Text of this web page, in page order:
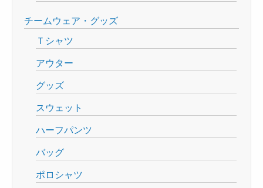
チームウェア・グッズ
Ｔシャツ
アウター
グッズ
スウェット
ハーフパンツ
バッグ
ポロシャツ